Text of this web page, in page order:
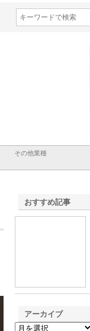
その他業種
おすすめ記事
アーカイブ